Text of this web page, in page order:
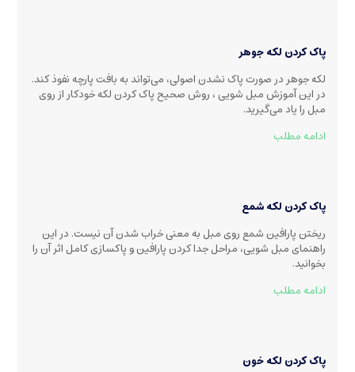
پاک کردن لکه جوهر
لکه جوهر در صورت پاک نشدن اصولی، می‌تواند به بافت پارچه نفوذ کند.
در این آموزش مبل شویی ، روش صحیح پاک کردن لکه خودکار از روی
مبل را یاد می‌گیرید.
ادامه مطلب
پاک کردن لکه شمع
ریختن پارافین شمع روی مبل به معنی خراب شدن آن نیست. در این
راهنمای مبل شویی، مراحل جدا کردن پارافین و پاکسازی کامل اثر آن را
بخوانید.
ادامه مطلب
پاک کردن لکه خون